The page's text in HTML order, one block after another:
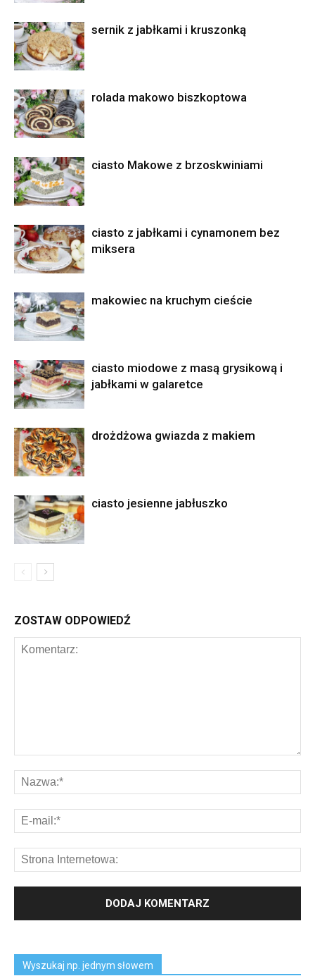
sernik z jabłkami i kruszonką
rolada makowo biszkoptowa
ciasto Makowe z brzoskwiniami
ciasto z jabłkami i cynamonem bez
miksera
makowiec na kruchym cieście
ciasto miodowe z masą grysikową i
jabłkami w galaretce
drożdżowa gwiazda z makiem
ciasto jesienne jabłuszko
ZOSTAW ODPOWIEDŹ
Wyszukaj np. jednym słowem